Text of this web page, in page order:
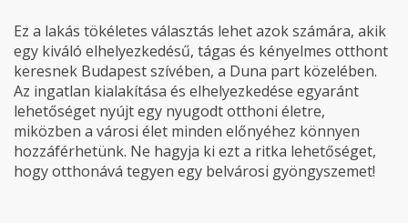
Ez a lakás tökéletes választás lehet azok számára, akik
egy kiváló elhelyezkedésű, tágas és kényelmes otthont
keresnek Budapest szívében, a Duna part közelében.
Az ingatlan kialakítása és elhelyezkedése egyaránt
lehetőséget nyújt egy nyugodt otthoni életre,
miközben a városi élet minden előnyéhez könnyen
hozzáférhetünk. Ne hagyja ki ezt a ritka lehetőséget,
hogy otthonává tegyen egy belvárosi gyöngyszemet!